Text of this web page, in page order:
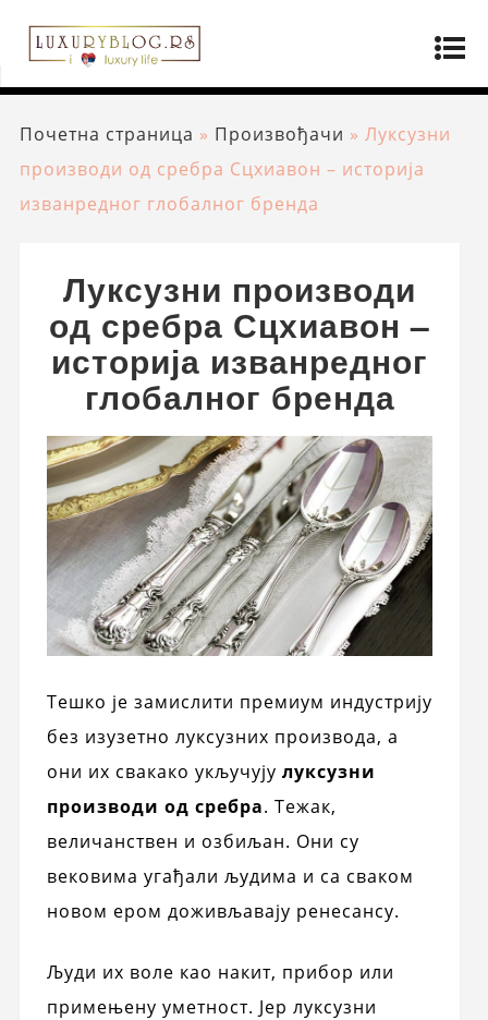
Почетна страница » Произвођачи » Луксузни
производи од сребра Сцхиавон – историја
изванредног глобалног бренда
Луксузни производи
од сребра Сцхиавон –
историја изванредног
глобалног бренда
Тешко је замислити премиум индустрију
без изузетно луксузних производа, а
они их свакако укључују луксузни
производи од сребра. Тежак,
величанствен и озбиљан. Они су
вековима угађали људима и са сваком
новом ером доживљавају ренесансу.
Људи их воле као накит, прибор или
примењену уметност. Јер луксузни